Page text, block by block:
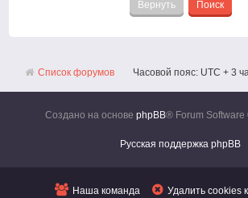
Список форумов Часовой пояс: UTC + 3
Создано на основе phpBB® Forum Software
Русская поддержка phpBB
Наша команда Удалить cookies